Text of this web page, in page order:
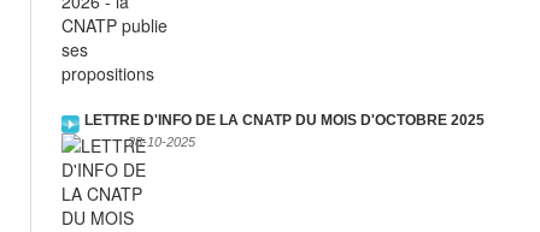
LETTRE D'INFO DE LA CNATP DU MOIS D'OCTOBRE 2025
28-10-2025